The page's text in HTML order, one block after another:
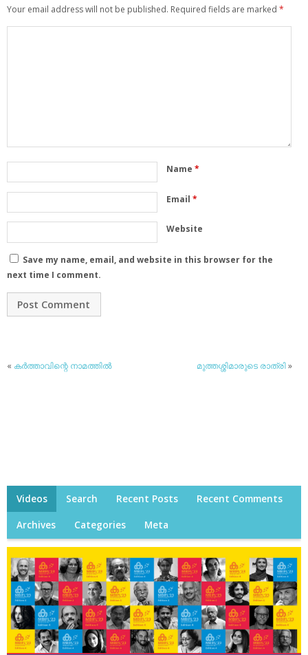
Your email address will not be published. Required fields are marked *
Name *
Email *
Website
Save my name, email, and website in this browser for the
next time I comment.
« കര്‍ത്താവിന്റെ നാമത്തില്‍ മുത്തശ്ശിമാരുടെ രാത്രി»
Videos Search Recent Posts Recent Comments
Archives Categories Meta